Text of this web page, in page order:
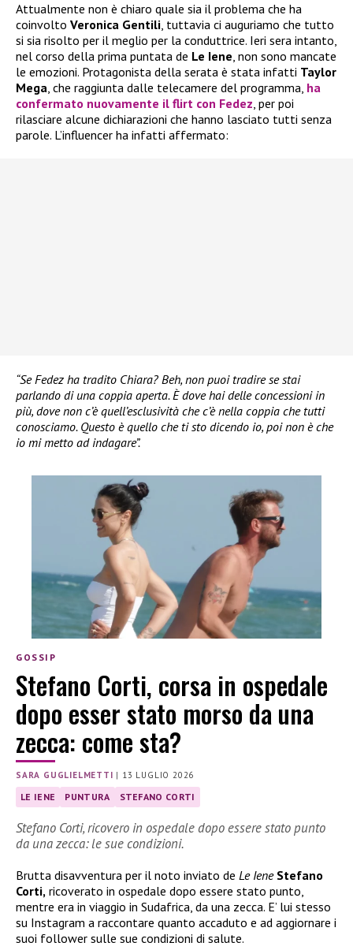
Attualmente non è chiaro quale sia il problema che ha
coinvolto Veronica Gentili, tuttavia ci auguriamo che tutto
si sia risolto per il meglio per la conduttrice. Ieri sera intanto,
nel corso della prima puntata de Le Iene, non sono mancate
le emozioni. Protagonista della serata è stata infatti Taylor
Mega, che raggiunta dalle telecamere del programma, ha
confermato nuovamente il flirt con Fedez, per poi
rilasciare alcune dichiarazioni che hanno lasciato tutti senza
parole. L’influencer ha infatti affermato:
“Se Fedez ha tradito Chiara? Beh, non puoi tradire se stai
parlando di una coppia aperta. È dove hai delle concessioni in
più, dove non c’è quell’esclusività che c’è nella coppia che tutti
conosciamo. Questo è quello che ti sto dicendo io, poi non è che
io mi metto ad indagare”.
GOSSIP
Stefano Corti, corsa in ospedale
dopo esser stato morso da una
zecca: come sta?
SARA GUGLIELMETTI | 13 LUGLIO 2026
LE IENE PUNTURA STEFANO CORTI
Stefano Corti, ricovero in ospedale dopo essere stato punto
da una zecca: le sue condizioni.
Brutta disavventura per il noto inviato de Le Iene Stefano
Corti, ricoverato in ospedale dopo essere stato punto,
mentre era in viaggio in Sudafrica, da una zecca. E’ lui stesso
su Instagram a raccontare quanto accaduto e ad aggiornare i
suoi follower sulle sue condizioni di salute.